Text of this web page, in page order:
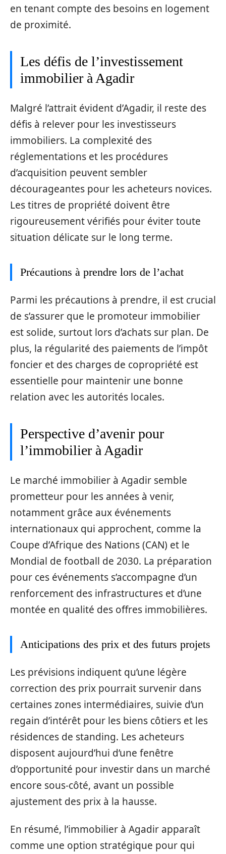
en tenant compte des besoins en logement
de proximité.
Les défis de l’investissement
immobilier à Agadir
Malgré l’attrait évident d’Agadir, il reste des
défis à relever pour les investisseurs
immobiliers. La complexité des
réglementations et les procédures
d’acquisition peuvent sembler
décourageantes pour les acheteurs novices.
Les titres de propriété doivent être
rigoureusement vérifiés pour éviter toute
situation délicate sur le long terme.
Précautions à prendre lors de l’achat
Parmi les précautions à prendre, il est crucial
de s’assurer que le promoteur immobilier
est solide, surtout lors d’achats sur plan. De
plus, la régularité des paiements de l’impôt
foncier et des charges de copropriété est
essentielle pour maintenir une bonne
relation avec les autorités locales.
Perspective d’avenir pour
l’immobilier à Agadir
Le marché immobilier à Agadir semble
prometteur pour les années à venir,
notamment grâce aux événements
internationaux qui approchent, comme la
Coupe d’Afrique des Nations (CAN) et le
Mondial de football de 2030. La préparation
pour ces événements s’accompagne d’un
renforcement des infrastructures et d’une
montée en qualité des offres immobilières.
Anticipations des prix et des futurs projets
Les prévisions indiquent qu’une légère
correction des prix pourrait survenir dans
certaines zones intermédiaires, suivie d’un
regain d’intérêt pour les biens côtiers et les
résidences de standing. Les acheteurs
disposent aujourd’hui d’une fenêtre
d’opportunité pour investir dans un marché
encore sous-côté, avant un possible
ajustement des prix à la hausse.
En résumé, l’immobilier à Agadir apparaît
comme une option stratégique pour qui